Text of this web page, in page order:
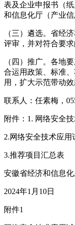
表及企业申报书（
和信息化厅（产业信
（三）遴选。省经
评审，并对符合要
（四）推广。各地
合运用政策、标准
用，扩大示范带动效
联系人：任素梅，
附件：1. 网络安全
2.网络安全技术应用
3.推荐项目汇总表
安徽省经济和信息
2024年1月10日
附件1